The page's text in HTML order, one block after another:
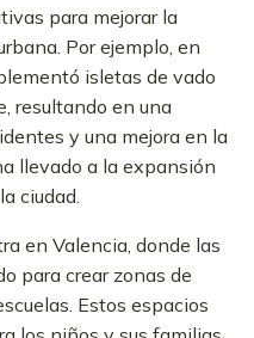
para mejorar la
Por ejemplo, en
isletas de vado
resultando en una
y una mejora en la
llevado a la expansión
ciudad.
en Valencia, donde las
para crear zonas de
Estos espacios